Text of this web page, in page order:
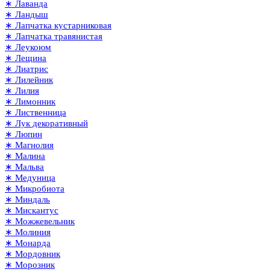
∗ Лаванда
∗ Ландыш
∗ Лапчатка кустарниковая
∗ Лапчатка травянистая
∗ Леукоюм
∗ Лещина
∗ Лиатрис
∗ Лилейник
∗ Лилия
∗ Лимонник
∗ Лиственница
∗ Лук декоративный
∗ Люпин
∗ Магнолия
∗ Малина
∗ Мальва
∗ Медуница
∗ Микробиота
∗ Миндаль
∗ Мискантус
∗ Можжевельник
∗ Молиния
∗ Монарда
∗ Мордовник
∗ Морозник